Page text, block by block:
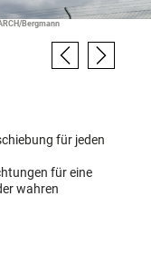
Bergmann
für jeden
für eine
wahren